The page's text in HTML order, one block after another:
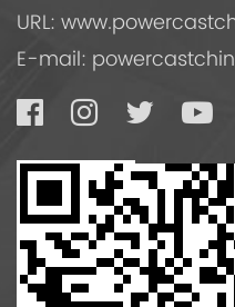
URL:
E-mail: